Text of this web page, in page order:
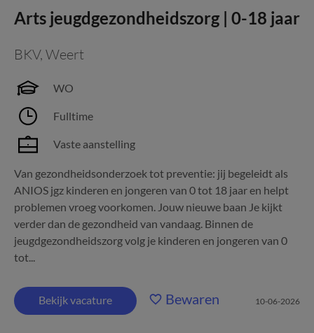
Arts jeugdgezondheidszorg | 0-18 jaar
BKV, Weert
WO
Fulltime
Vaste aanstelling
Van gezondheidsonderzoek tot preventie: jij begeleidt als
ANIOS jgz kinderen en jongeren van 0 tot 18 jaar en helpt
problemen vroeg voorkomen. Jouw nieuwe baan Je kijkt
verder dan de gezondheid van vandaag. Binnen de
jeugdgezondheidszorg volg je kinderen en jongeren van 0
tot...
Bekijk vacature Bewaren 10-06-2026